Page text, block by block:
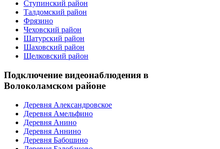
Ступинский район
Талдомский район
Фрязино
Чеховский район
Шатурский район
Шаховский район
Щелковский район
Подключение видеонаблюдения в
Волоколамском районе
Деревня Александровское
Деревня Амельфино
Деревня Анино
Деревня Аннино
Деревня Бабошино